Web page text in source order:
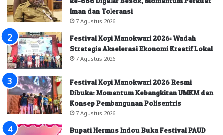
Iman dan Toleransi
7 Agustus 2026
Festival Kopi Manokwari 2026: Wadah
Strategis Akselerasi Ekonomi Kreatif Lokal
7 Agustus 2026
Festival Kopi Manokwari 2026 Resmi
Dibuka: Momentum Kebangkitan UMKM dan
Konsep Pembangunan Polisentris
7 Agustus 2026
Bupati Hermus Indou Buka Festival PAUD